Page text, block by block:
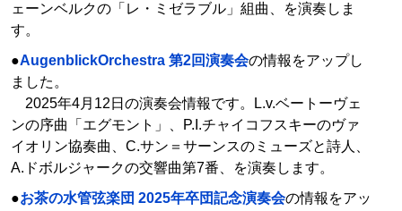
ェーンベルクの「レ・ミゼラブル」組曲、を演奏しま
す。
●AugenblickOrchestra 第2回演奏会の情報をアップし
ました。
2025年4月12日の演奏会情報です。L.v.ベートーヴェ
ンの序曲「エグモント」、P.I.チャイコフスキーのヴァ
イオリン協奏曲、C.サン＝サーンスのミューズと詩人、
A.ドボルジャークの交響曲第7番、を演奏します。
●お茶の水管弦楽団 2025年卒団記念演奏会の情報をアッ